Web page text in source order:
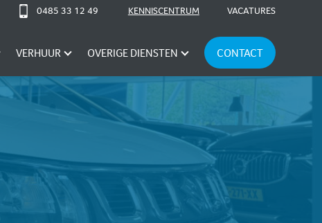
0485 33 12 49 KENNISCENTRUM VACATURES
VERHUUR OVERIGE DIENSTEN CONTACT